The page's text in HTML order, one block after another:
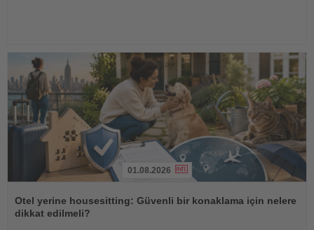
Oku
01.08.2026
Otel yerine housesitting: Güvenli bir konaklama için nelere
dikkat edilmeli?